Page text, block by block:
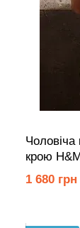
Чоловіча
крою
1 680 грн